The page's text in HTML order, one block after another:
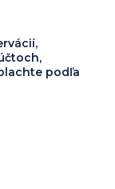
podľa